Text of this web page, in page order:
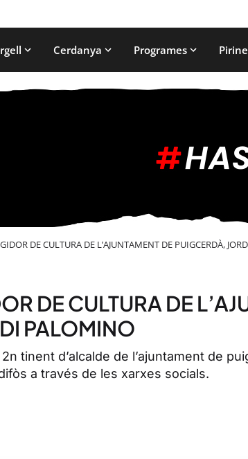
Cerdanya Programes
DE CULTURA DE L’AJUNTAMENT DE PUIGCERDÀ,
DE CULTURA DE
PALOMINO
tinent d’alcalde de l’ajuntament de
a través de les xarxes socials.